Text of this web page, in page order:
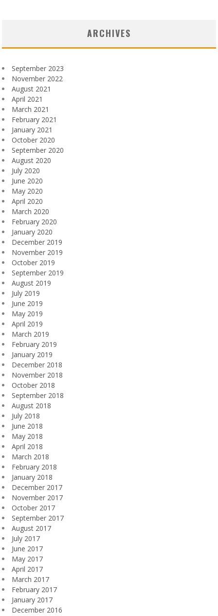
ARCHIVES
September 2023
November 2022
August 2021
April 2021
March 2021
February 2021
January 2021
October 2020
September 2020
August 2020
July 2020
June 2020
May 2020
April 2020
March 2020
February 2020
January 2020
December 2019
November 2019
October 2019
September 2019
August 2019
July 2019
June 2019
May 2019
April 2019
March 2019
February 2019
January 2019
December 2018
November 2018
October 2018
September 2018
August 2018
July 2018
June 2018
May 2018
April 2018
March 2018
February 2018
January 2018
December 2017
November 2017
October 2017
September 2017
August 2017
July 2017
June 2017
May 2017
April 2017
March 2017
February 2017
January 2017
December 2016